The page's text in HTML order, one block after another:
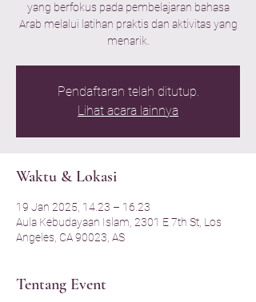
yang berfokus pada pembelajaran bahasa
Arab melalui latihan praktis dan aktivitas yang
menarik.
Pendaftaran telah ditutup.
Lihat acara lainnya
Waktu & Lokasi
19 Jan 2025, 14.23 – 16.23
Aula Kebudayaan Islam, 2301 E 7th St, Los
Angeles, CA 90023, AS
Tentang Event